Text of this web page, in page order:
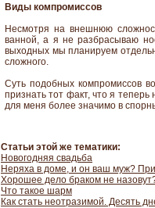
Виды компромиссов
Несмотря на внешнюю
ванной, а я не разбрасываю
выходных мы планируем
сложного.
Суть подобных компромиссов
признать тот факт, что я
для меня более значимо в
Статьи этой же тематики:
Новогодняя свадьба
Неряха в доме, и он ваш муж?
Хорошее дело браком не
Что такое шарм
Как стать неотразимой. Десять